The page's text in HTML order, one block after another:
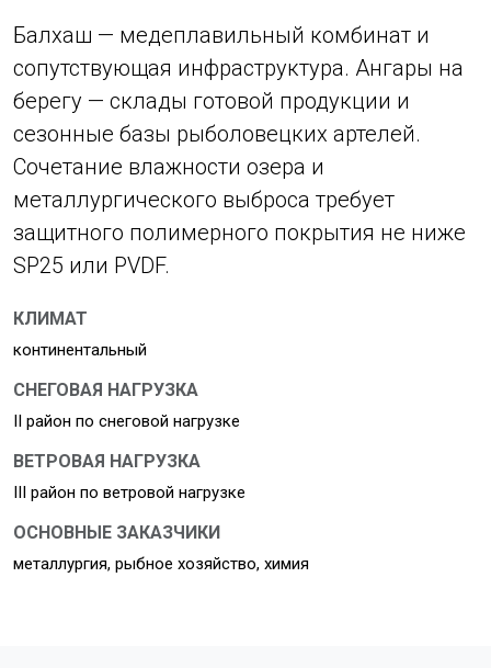
Балхаш — медеплавильный комбинат и
сопутствующая инфраструктура. Ангары на
берегу — склады готовой продукции и
сезонные базы рыболовецких артелей.
Сочетание влажности озера и
металлургического выброса требует
защитного полимерного покрытия не ниже
SP25 или PVDF.
КЛИМАТ
континентальный
СНЕГОВАЯ НАГРУЗКА
II район по снеговой нагрузке
ВЕТРОВАЯ НАГРУЗКА
III район по ветровой нагрузке
ОСНОВНЫЕ ЗАКАЗЧИКИ
металлургия, рыбное хозяйство, химия